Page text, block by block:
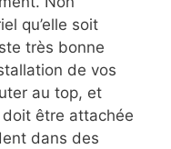
qu’elle soit
très bonne
de vos
au top, et
être attachée
dans des